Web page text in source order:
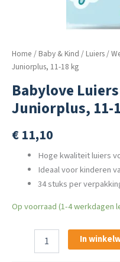
Home / Baby & Kind / Luiers/
Juniorplus, 11-18 kg
Babylove
Juniorplus, 11-
€11,10
Hoge kwaliteit luiers
Ideaal voor kinderen
34 stuks per
Op voorraad (1-4 werkdagen
In